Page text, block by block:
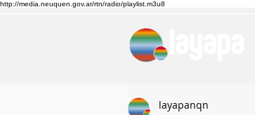
http://media.neuquen.gov.ar/rtn/radio/playlist.m3u8
layapanqn